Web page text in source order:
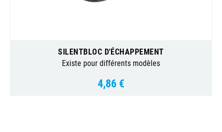
SILENTBLOC D'ÉCHAPPEMENT
Existe pour différents modèles
Prix
4,86 €